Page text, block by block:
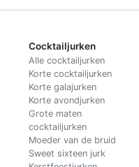
Cocktailjurken
Alle cocktailjurken
Korte cocktailjurken
Korte galajurken
Korte avondjurken
Grote maten
cocktailjurken
Moeder van de bruid
Sweet sixteen jurk